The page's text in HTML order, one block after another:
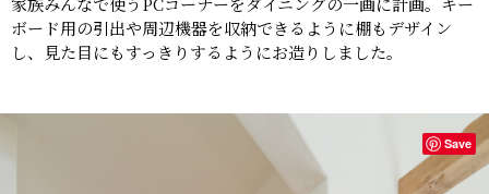
ボード用の引出や周辺機器を収納できるように棚もデザイン
し、見た目にもすっきりするようにお造りしました。
Save